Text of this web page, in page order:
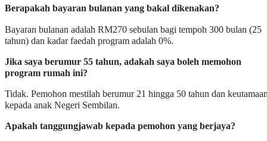
Berapakah bayaran bulanan yang bakal dikenakan?
Bayaran bulanan adalah RM270 sebulan bagi tempoh 300 bulan (25
tahun) dan kadar faedah program adalah 0%.
Jika saya berumur 55 tahun, adakah saya boleh memohon
program rumah ini?
Tidak. Pemohon mestilah berumur 21 hingga 50 tahun dan
kepada anak Negeri Sembilan.
Apakah tanggungjawab kepada pemohon yang berjaya?